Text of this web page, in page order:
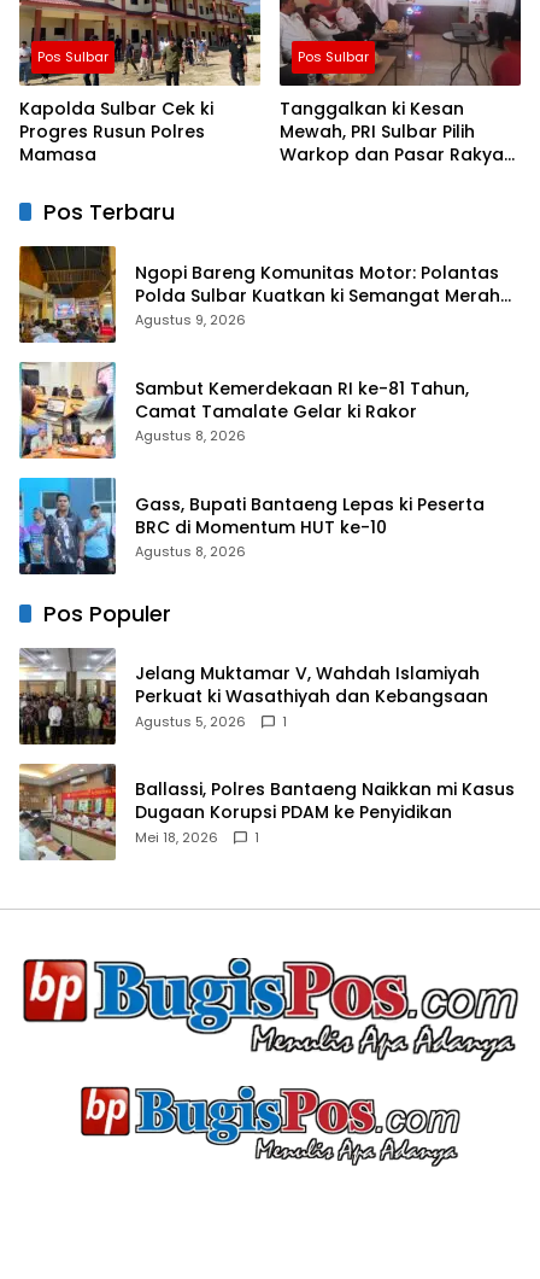
Pos Sulbar
Kapolda Sulbar Cek ki
Progres Rusun Polres
Mamasa
Pos Sulbar
Tanggalkan ki Kesan
Mewah, PRI Sulbar Pilih
Warkop dan Pasar Rakyat
Pos Terbaru
Ngopi Bareng Komunitas Motor: Polantas
Polda Sulbar Kuatkan ki Semangat Merah
Putih dan Keselamatan
Agustus 9, 2026
Sambut Kemerdekaan RI ke-81 Tahun,
Camat Tamalate Gelar ki Rakor
Agustus 8, 2026
Gass, Bupati Bantaeng Lepas ki Peserta
BRC di Momentum HUT ke-10
Agustus 8, 2026
Pos Populer
Jelang Muktamar V, Wahdah Islamiyah
Perkuat ki Wasathiyah dan Kebangsaan
Agustus 5, 2026 1
Ballassi, Polres Bantaeng Naikkan mi Kasus
Dugaan Korupsi PDAM ke Penyidikan
Mei 18, 2026 1